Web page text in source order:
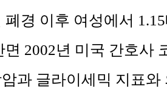
폐경 이후 여성에서
면 2002년 미국 간호사
과 글라이세믹 지표